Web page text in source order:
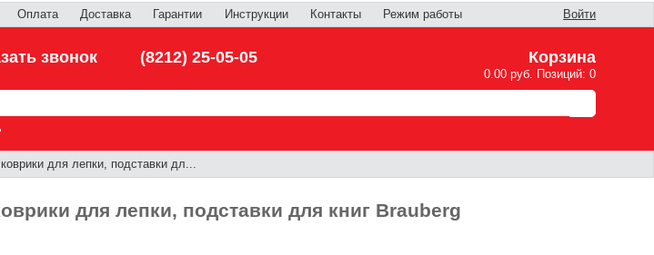
Оплата Доставка Гарантии Инструкции Контакты Режим работы Войти
звонок (8212) 25-05-05 Корзина
0.00 руб. Позиций: 0
для лепки, подставки дл...
для лепки, подставки для книг Brauberg